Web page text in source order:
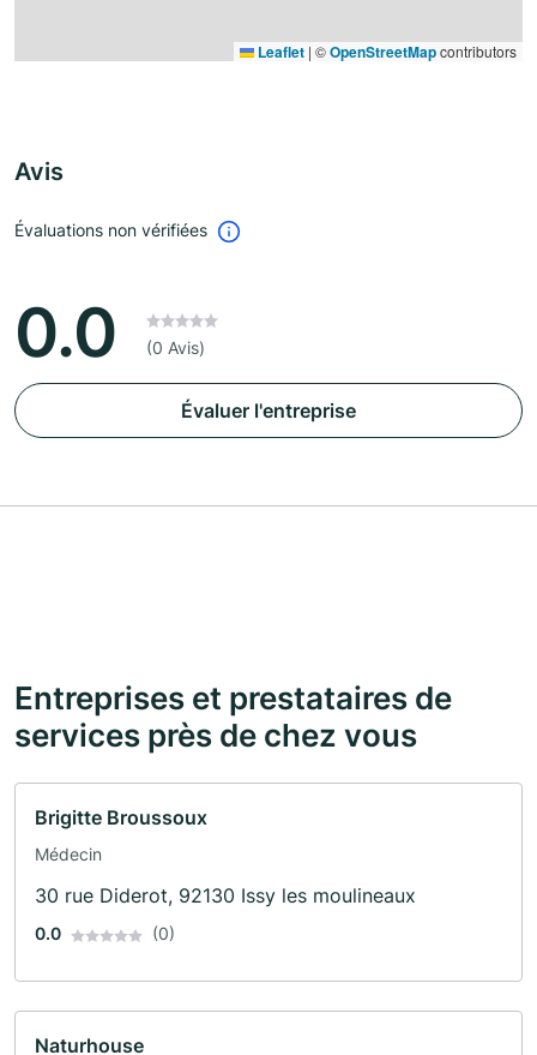
Leaflet | ©OpenStreetMapcontributors
Avis
Évaluations non vérifiées
0.0 (0 Avis)
Évaluer l'entreprise
Entreprises et prestataires de
services près de chez vous
Brigitte Broussoux
Médecin
30 rue Diderot, 92130 Issy les moulineaux
0.0 (0)
Naturhouse